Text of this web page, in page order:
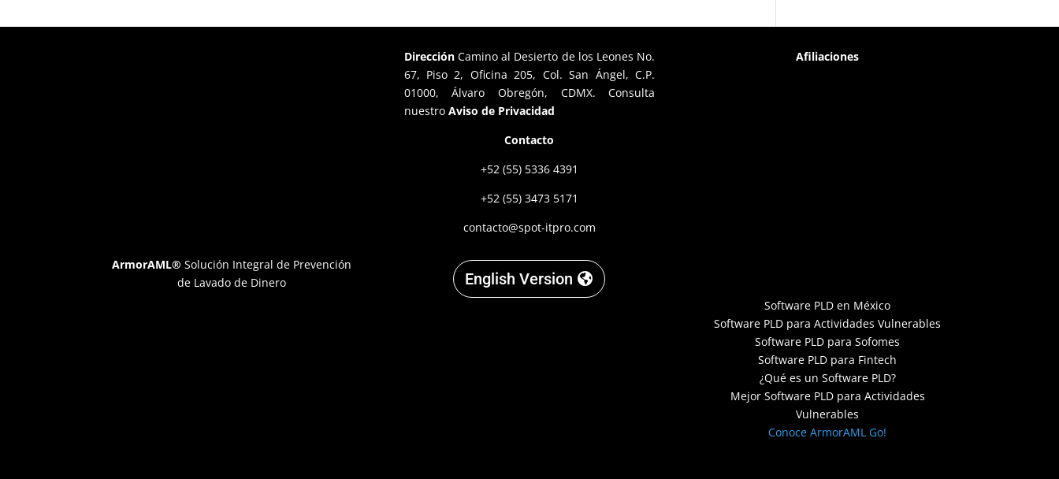
ArmorAML® Solución Integral de Prevención
de Lavado de Dinero
Dirección Camino al Desierto de los Leones No.
67, Piso 2, Oficina 205, Col. San Ángel, C.P.
01000, Álvaro Obregón, CDMX. Consulta
nuestro Aviso de Privacidad
Contacto
+52 (55) 5336 4391
+52 (55) 3473 5171
contacto@spot-itpro.com
English Version
Afiliaciones
Software PLD en México
Software PLD para Actividades Vulnerables
Software PLD para Sofomes
Software PLD para Fintech
¿Qué es un Software PLD?
Mejor Software PLD para Actividades
Vulnerables
Conoce ArmorAML Go!